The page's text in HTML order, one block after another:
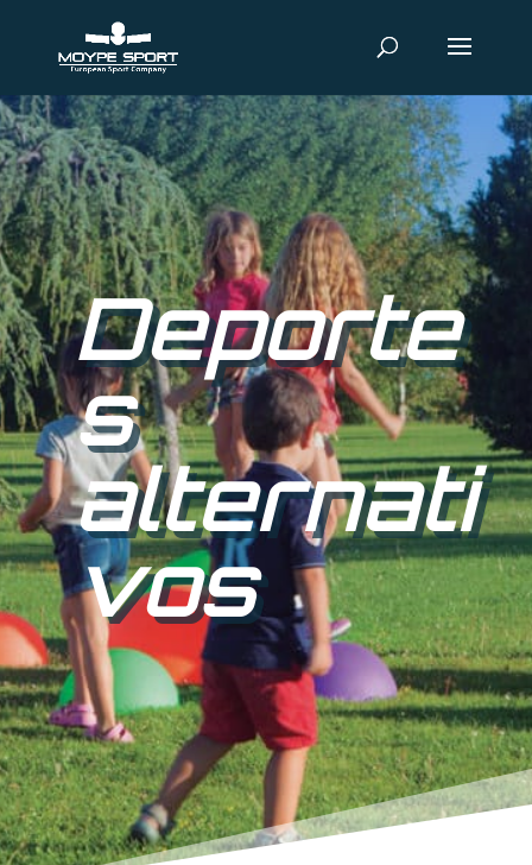
Deporte
s
alternati
vos